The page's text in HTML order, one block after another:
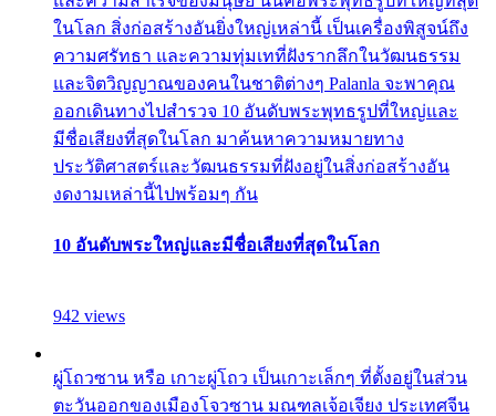
ในโลก สิ่งก่อสร้างอันยิ่งใหญ่เหล่านี้ เป็นเครื่องพิสูจน์ถึง
ความศรัทธา และความทุ่มเทที่ฝังรากลึกในวัฒนธรรม
และจิตวิญญาณของคนในชาติต่างๆ Palanla จะพาคุณ
ออกเดินทางไปสำรวจ 10 อันดับพระพุทธรูปที่ใหญ่และ
มีชื่อเสียงที่สุดในโลก มาค้นหาความหมายทาง
ประวัติศาสตร์และวัฒนธรรมที่ฝังอยู่ในสิ่งก่อสร้างอัน
งดงามเหล่านี้ไปพร้อมๆ กัน
10 อันดับพระใหญ่และมีชื่อเสียงที่สุดในโลก
942 views
ผู่โถวซาน หรือ เกาะผู่โถว เป็นเกาะเล็กๆ ที่ตั้งอยู่ในส่วน
ตะวันออกของเมืองโจวซาน มณฑลเจ้อเจียง ประเทศจีน